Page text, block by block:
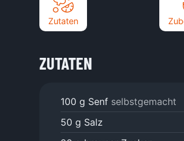
Zutaten
ZUTATEN
100 g Senf selbstgemacht
50 g Salz